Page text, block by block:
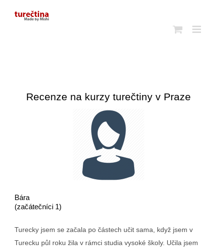
Recenze na kurzy turečtiny v Praze
Bára
(začátečníci 1)
Turecky jsem se začala po částech učit sama, když jsem v
Turecku půl roku žila v rámci studia vysoké školy. Učila jsem